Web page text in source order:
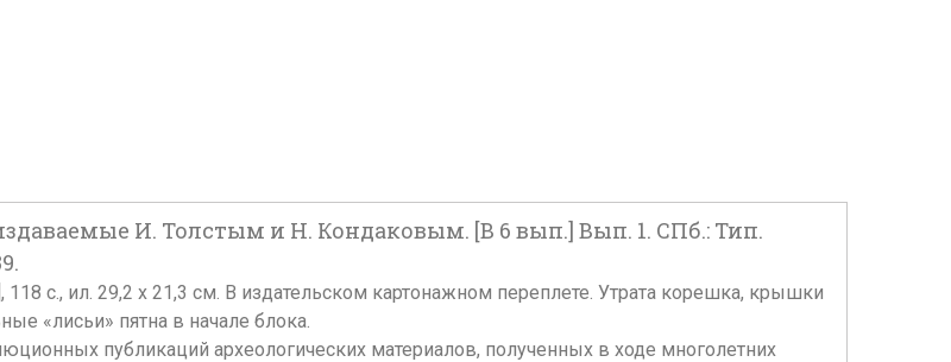
И. Толстым и Н. Кондаковым. [В 6 вып.] Вып. 1. СПб.: Тип.
с., ил. 29,2 х 21,3 см. В издательском картонажном переплете. Утрата корешка, крышки
«лисьи» пятна в начале блока.
публикаций археологических материалов, полученных в ходе многолетних